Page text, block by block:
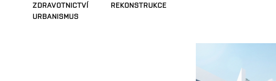
ZDRAVOTNICTVÍ
URBANISMUS
REKONSTRUKCE